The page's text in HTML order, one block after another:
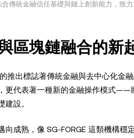
傳統金融信任基礎與鏈上創新能力，致
區塊鏈融合的新
的推出標誌著傳統金融與去中心化金
更代表著一種新的金融操作模式——
設。
向成熟，像 SG-FORGE 這類機構